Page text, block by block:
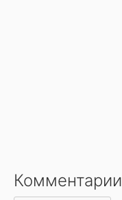
Комментарии